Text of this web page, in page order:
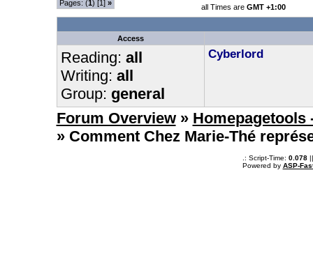
Pages: (1) [1] » all Times are GMT +1:00
Access
Reading: all
Writing: all
Group: general
Cyberlord
Forum Overview » Homepagetools
» Comment Chez Marie-Thé
.: Script-Time: 0.078||
Powered by ASP-